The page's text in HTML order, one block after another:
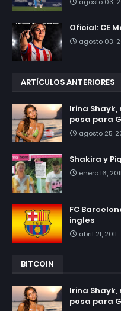
Oficial: CE
agosto 03,
ARTÍCULOS ANTERIORES
Irina
posa para
agosto 25,
Shakira y
enero 16, 2011
FC
ingles
abril 21, 2011
BITCOIN
Irina
posa para